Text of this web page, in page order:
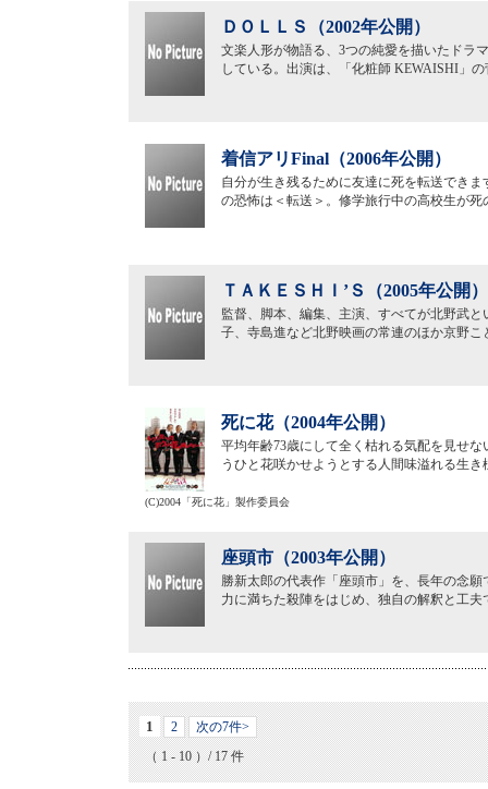
ＤＯＬＬＳ（2002年公開）
文楽人形が物語る、3つの純愛を描いたドラ
している。出演は、「化粧師 KEWAISHI」
着信アリFinal（2006年公開）
自分が生き残るために友達に死を転送でき
の恐怖は＜転送＞。修学旅行中の高校生が
ＴＡＫＥＳＨＩ’Ｓ（2005年公開）
監督、脚本、編集、主演、すべてが北野武
子、寺島進など北野映画の常連のほか京野
死に花（2004年公開）
平均年齢73歳にして全く枯れる気配を見せ
うひと花咲かせようとする人間味溢れる生
(C)2004「死に花」製作委員会
座頭市（2003年公開）
勝新太郎の代表作「座頭市」を、長年の念
力に満ちた殺陣をはじめ、独自の解釈と工
1 2
次の7件>
（ 1 - 10 ）/ 17 件